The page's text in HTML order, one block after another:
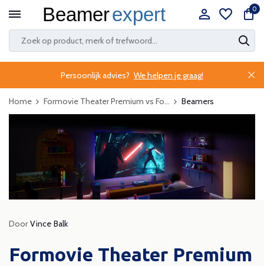
0
Persoonlijk advies? We helpen je graag!
Home Formovie Theater Premium vs Fo... Beamers
DoorVince Balk
Formovie Theater Premium